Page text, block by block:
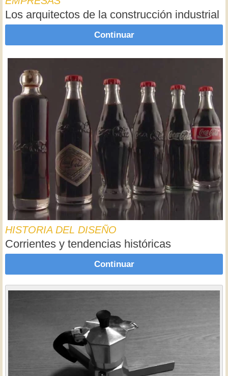
Los arquitectos de la construcción industrial
Continuar
HISTORIA DEL DISEÑO
Corrientes y tendencias históricas
Continuar